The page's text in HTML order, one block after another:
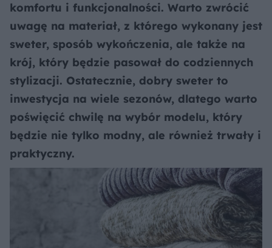
komfortu i funkcjonalności. Warto zwrócić
uwagę na materiał, z którego wykonany jest
sweter, sposób wykończenia, ale także na
krój, który będzie pasował do codziennych
stylizacji. Ostatecznie, dobry sweter to
inwestycja na wiele sezonów, dlatego warto
poświęcić chwilę na wybór modelu, który
będzie nie tylko modny, ale również trwały i
praktyczny.